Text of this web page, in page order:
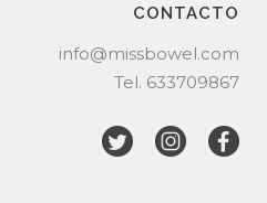
CONTACTO
info@missbowel.com
Tel. 633709867